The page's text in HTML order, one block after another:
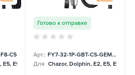
C5
E5, E9, Mercedes
Готово к отправке
Арт.: FY7-32-1P-GBT-CS-GEM-DLB
Для Chazor, Dolphin, E2, E5, E9,